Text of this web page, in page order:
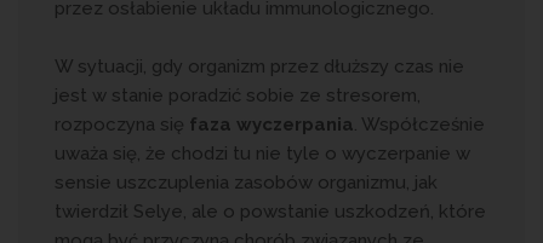
przez osłabienie układu immunologicznego.
W sytuacji, gdy organizm przez dłuższy czas nie
jest w stanie poradzić sobie ze stresorem,
rozpoczyna się faza wyczerpania. Współcześnie
uważa się, że chodzi tu nie tyle o wyczerpanie w
sensie uszczuplenia zasobów organizmu, jak
twierdził Selye, ale o powstanie uszkodzeń, które